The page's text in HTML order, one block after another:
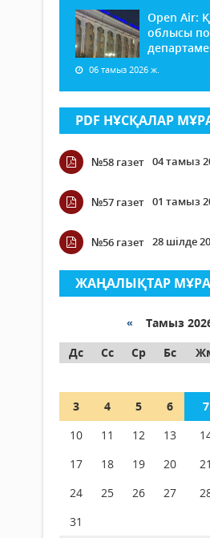
Open Air:
облысы
06 тамыз 2026 ж.
PDF НҰСҚАЛАР
№58 газет 04 тамыз
№57 газет 01 тамыз
№56 газет 28 шілде
ЖАҢАЛЫҚТАР
« Тамыз
Дс
Сс Ср Бс
3
4 5 6 7
10
11 12 13
17
18 19 20 21
24
25 26 27
31